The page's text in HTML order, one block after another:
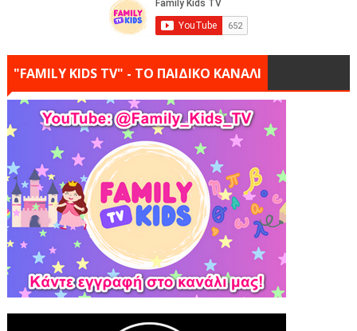
"FAMILY KIDS TV" - ΤΟ ΠΑΙΔΙΚΟ ΚΑΝΑΛΙ